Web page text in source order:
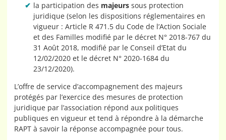
la participation des majeurssous protection
juridique (selon les dispositions réglementaires en
vigueur : Article R 471.5 du Code de l’Action Sociale
et des Familles modifié par le décret N° 2018-767 du
31 Août 2018, modifié par le Conseil d’Etat du
12/02/2020 et le décret N° 2020-1684 du
23/12/2020).
L’offre de service d’accompagnement des majeurs
protégés par l’exercice des mesures de protection
juridique par l’association répond aux politiques
publiques en vigueur et tend à répondre à la démarche
RAPT à savoir la réponse accompagnée pour tous.